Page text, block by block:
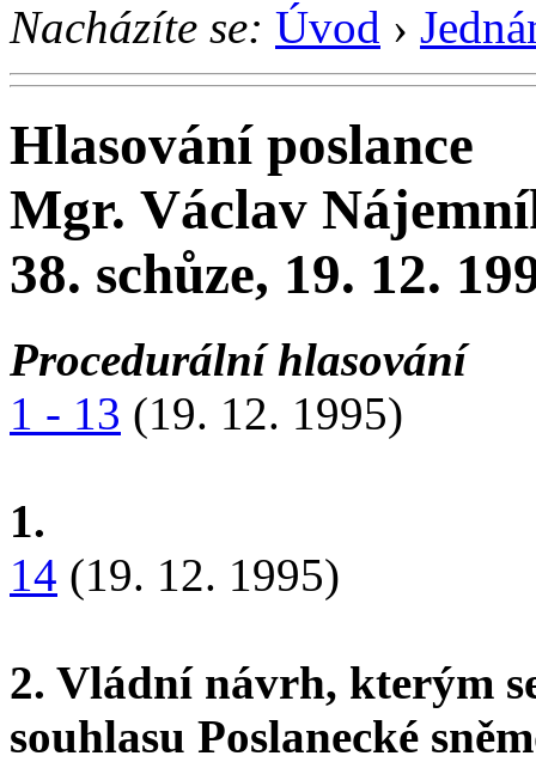
Nacházíte se: Úvod ›
Hlasování poslance
Mgr. Václav
38. schůze, 19. 12.
Procedurální hlasování
1 - 13 (19. 12. 1995)
1.
14 (19. 12. 1995)
2. Vládní návrh, kterým
souhlasu Poslanecké